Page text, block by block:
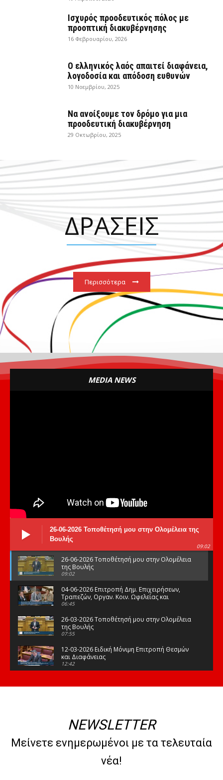
Ισχυρός προοδευτικός πόλος με
προοπτική διακυβέρνησης
16 Φεβρουαρίου, 2026
Ο ελληνικός λαός απαιτεί διαφάνεια,
λογοδοσία και απόδοση ευθυνών
10 Νοεμβρίου, 2025
Να ανοίξουμε τον δρόμο για μια
προοδευτική διακυβέρνηση
29 Οκτωβρίου, 2025
ΔΡΑΣΕΙΣ
Περισσότερα
MEDIA NEWS
26-06-2026 Τοποθέτησή μου στην Ολομέλεια της
Βουλής
09:02
26-06-2026 Τοποθέτησή μου στην Ολομέλεια
της Βουλής
09:02
04-06-2026 Επιτροπή Δημ. Επιχειρήσεων,
Τραπεζών, Οργαν. Κοιν. Ωφελείας και
Φορέων Κοινων. Ασφάλισης
06:45
26-03-2026 Τοποθέτησή μου στην Ολομέλεια
της Βουλής
07:55
12-03-2026 Ειδική Μόνιμη Επιτροπή Θεσμών
και Διαφάνειας
12:42
της Βουλής
08:47
10-02-2026 Διαρκής Επιτροπή Μορφωτικών
Υποθέσεων
NEWSLETTER
Μείνετε ενημερωμένοι με τα τελευταία
νέα!